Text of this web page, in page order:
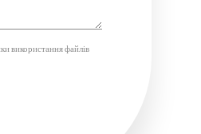
використання файлів